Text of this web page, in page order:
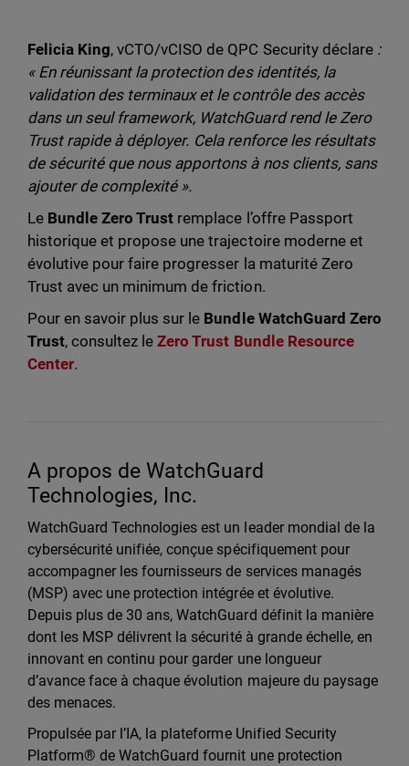
Felicia King, vCTO/vCISO de QPC Security déclare :
« En réunissant la protection des identités, la
validation des terminaux et le contrôle des accès
dans un seul framework, WatchGuard rend le Zero
Trust rapide à déployer. Cela renforce les résultats
de sécurité que nous apportons à nos clients, sans
ajouter de complexité ».
Le Bundle Zero Trust remplace l’offre Passport
historique et propose une trajectoire moderne et
évolutive pour faire progresser la maturité Zero
Trust avec un minimum de friction.
Pour en savoir plus sur le Bundle WatchGuard Zero
Trust, consultez leZero Trust Bundle Resource
Center.
A propos de WatchGuard
Technologies, Inc.
WatchGuard Technologies est un leader mondial de la
cybersécurité unifiée, conçue spécifiquement pour
accompagner les fournisseurs de services managés
(MSP) avec une protection intégrée et évolutive.
Depuis plus de 30 ans, WatchGuard définit la manière
dont les MSP délivrent la sécurité à grande échelle, en
innovant en continu pour garder une longueur
d’avance face à chaque évolution majeure du paysage
des menaces.
Propulsée par l’IA, la plateforme Unified Security
Platform® de WatchGuard fournit une protection